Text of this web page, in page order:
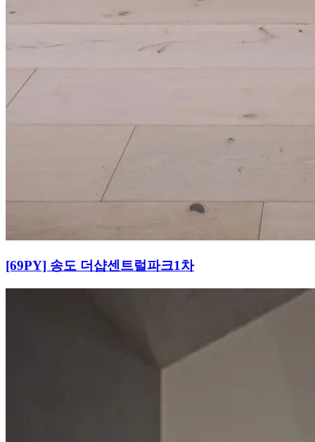
[69PY] 송도 더샵센트럴파크1차